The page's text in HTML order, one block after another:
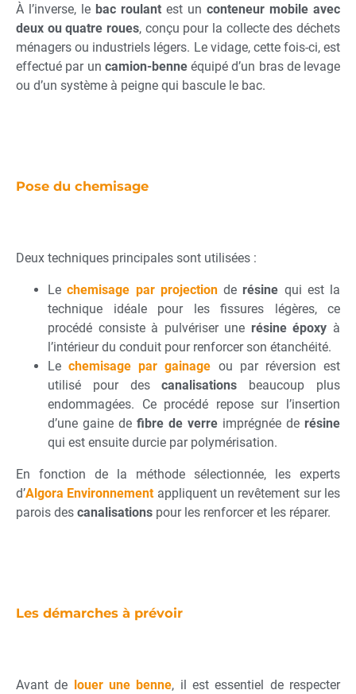
À l’inverse, le bac roulant est un conteneur mobile avec
deux ou quatre roues, conçu pour la collecte des déchets
ménagers ou industriels légers. Le vidage, cette fois-ci, est
effectué par un camion-benneéquipé d’un bras de levage
ou d’un système à peigne qui bascule le bac.
Pose du chemisage
Deux techniques principales sont utilisées :
Lechemisage par projectionde résine qui est la
technique idéale pour les fissures légères, ce
procédé consiste à pulvériser une résine époxy à
l’intérieur du conduit pour renforcer son étanchéité.
Lechemisage par gainage ou par réversion est
utilisé pour descanalisations beaucoup plus
endommagées. Ce procédé repose sur l’insertion
d’une gaine de fibre de verre imprégnée de résine
qui est ensuite durcie par polymérisation.
En fonction de la méthode sélectionnée, les experts
d’Algora Environnement appliquent un revêtement sur les
parois des canalisations pour les renforcer et les réparer.
Les démarches à prévoir
Avant de louer une benne, il est essentiel de respecter